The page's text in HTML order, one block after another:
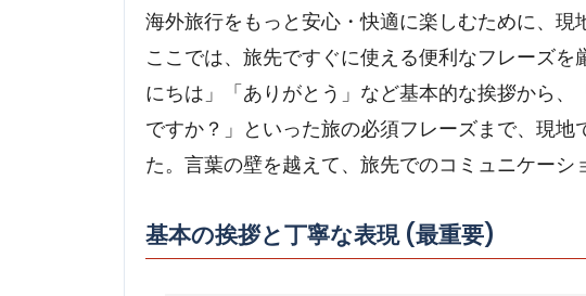
海外旅行をもっと安心・快適に楽しむために、現
ここでは、旅先ですぐに使える便利なフレーズ
にちは」「ありがとう」など基本的な挨拶から、
ですか？」といった旅の必須フレーズまで、現地
た。言葉の壁を越えて、旅先でのコミュニケーシ
基本の挨拶と丁寧な表現 (最重要)